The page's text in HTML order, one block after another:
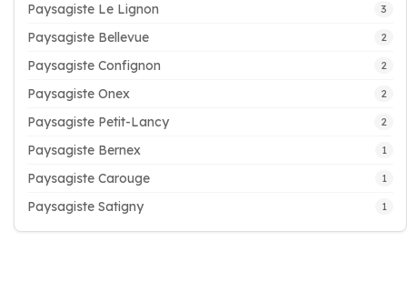
Paysagiste Le Lignon 3
Paysagiste Bellevue 2
Paysagiste Confignon 2
Paysagiste Onex 2
Paysagiste Petit-Lancy 2
Paysagiste Bernex 1
Paysagiste Carouge 1
Paysagiste Satigny 1